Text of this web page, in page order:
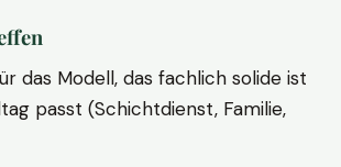
das Modell, das fachlich solide ist
passt (Schichtdienst, Familie,